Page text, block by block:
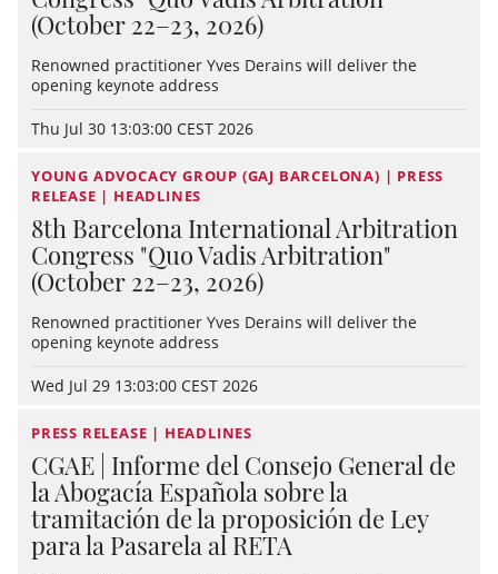
(October 22–23, 2026)
Renowned practitioner Yves Derains will deliver the
opening keynote address
Thu Jul 30 13:03:00 CEST 2026
YOUNG ADVOCACY GROUP (GAJ BARCELONA) | PRESS
RELEASE | HEADLINES
8th Barcelona International Arbitration
Congress "Quo Vadis Arbitration"
(October 22–23, 2026)
Renowned practitioner Yves Derains will deliver the
opening keynote address
Wed Jul 29 13:03:00 CEST 2026
PRESS RELEASE | HEADLINES
CGAE | Informe del Consejo General de
la Abogacía Española sobre la
tramitación de la proposición de Ley
para la Pasarela al RETA